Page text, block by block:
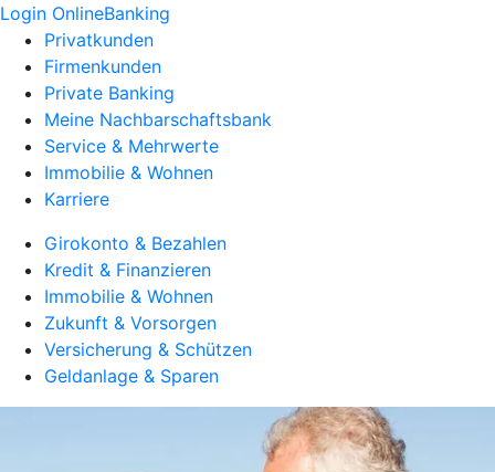
Login OnlineBanking
Privatkunden
Firmenkunden
Private Banking
Meine Nachbarschaftsbank
Service & Mehrwerte
Immobilie & Wohnen
Karriere
Girokonto & Bezahlen
Kredit & Finanzieren
Immobilie & Wohnen
Zukunft & Vorsorgen
Versicherung & Schützen
Geldanlage & Sparen